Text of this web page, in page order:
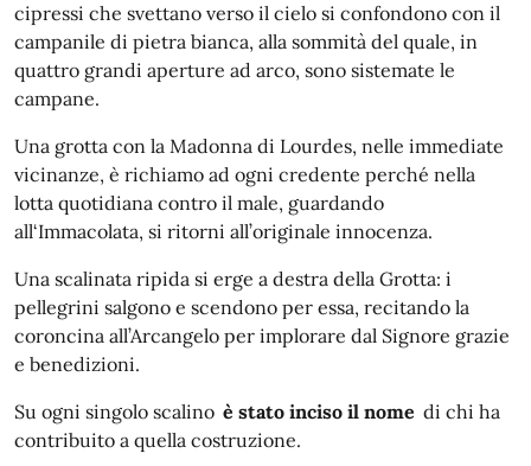
cipressi che svettano verso il cielo si confondono con il
campanile di pietra bianca, alla sommità del quale, in
quattro grandi aperture ad arco, sono sistemate le
campane.
Una grotta con la Madonna di Lourdes, nelle immediate
vicinanze, è richiamo ad ogni credente perché nella
lotta quotidiana contro il male, guardando
all‘Immacolata, si ritorni all’originale innocenza.
Una scalinata ripida si erge a destra della Grotta: i
pellegrini salgono e scendono per essa, recitando la
coroncina all’Arcangelo per implorare dal Signore grazie
e benedizioni.
Su ogni singolo scalino è stato inciso il nome di chi ha
contribuito a quella costruzione.